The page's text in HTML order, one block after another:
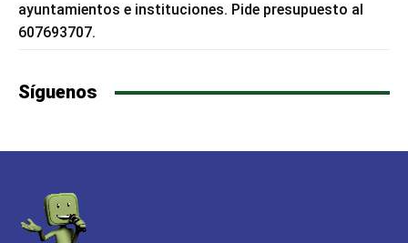
ayuntamientos e instituciones. Pide presupuesto al
607693707.
Síguenos